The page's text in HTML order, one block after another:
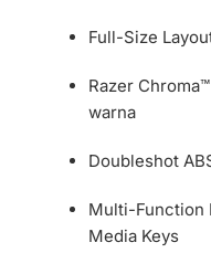
Full-Size
Razer
warna
Doubleshot
Multi-Function
Media Keys